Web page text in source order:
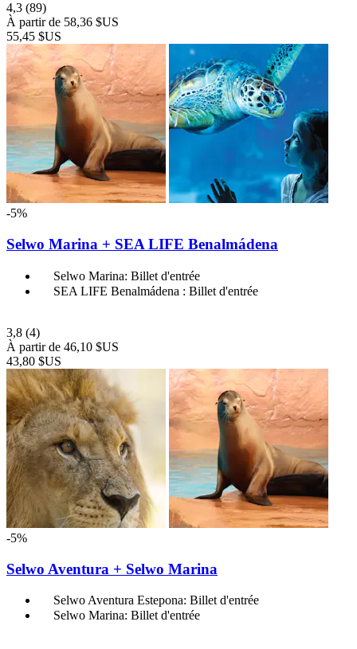
4,3 (89)
À partir de 58,36 $US
55,45 $US
-5%
Selwo Marina + SEA LIFE Benalmádena
Selwo Marina: Billet d'entrée
SEA LIFE Benalmádena : Billet d'entrée
3,8 (4)
À partir de 46,10 $US
43,80 $US
-5%
Selwo Aventura + Selwo Marina
Selwo Aventura Estepona: Billet d'entrée
Selwo Marina: Billet d'entrée